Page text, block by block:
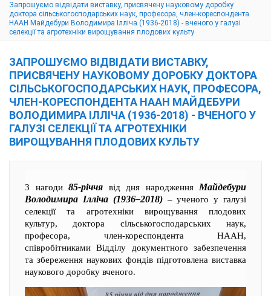
Запрошуємо відвідати виставку, присвячену науковому доробку
доктора сільськогосподарських наук, професора, член-кореспондента
НААН Майдебури Володимира Ілліча (1936-2018) - вченого у галузі
селекції та агротехніки вирощування плодових культу
ЗАПРОШУЄМО ВІДВІДАТИ ВИСТАВКУ,
ПРИСВЯЧЕНУ НАУКОВОМУ ДОРОБКУ ДОКТОРА
СІЛЬСЬКОГОСПОДАРСЬКИХ НАУК, ПРОФЕСОРА,
ЧЛЕН-КОРЕСПОНДЕНТА НААН МАЙДЕБУРИ
ВОЛОДИМИРА ІЛЛІЧА (1936-2018) - ВЧЕНОГО У
ГАЛУЗІ СЕЛЕКЦІЇ ТА АГРОТЕХНІКИ
ВИРОЩУВАННЯ ПЛОДОВИХ КУЛЬТУ
З нагоди 85-річчя від дня народження Майдебури
Володимира Ілліча (1936–2018)– ученого у галузі
селекції та агротехніки вирощування плодових
культур, доктора сільськогосподарських наук,
професора, член-кореспондента НААН,
співробітниками Відділу документного забезпечення
та збереження наукових фондів підготовлена виставка
наукового доробку вченого.